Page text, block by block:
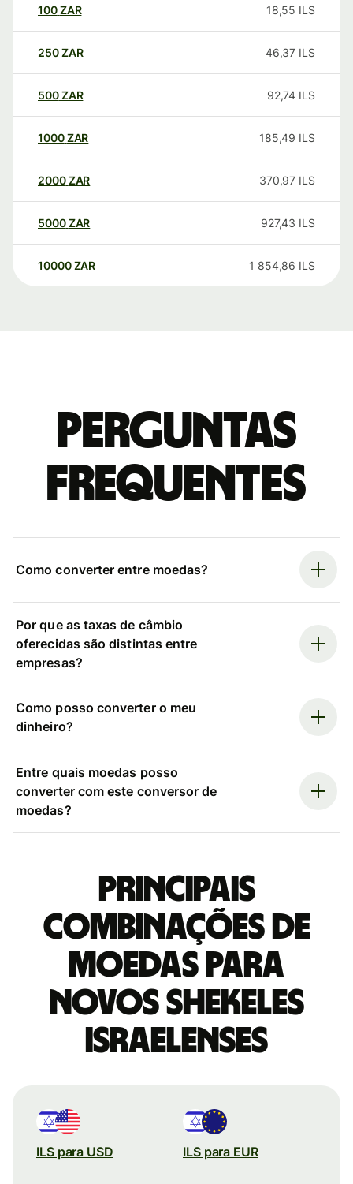
100ZAR 18,55 ILS
250ZAR 46,37 ILS
500ZAR 92,74 ILS
1000ZAR 185,49 ILS
2000ZAR 370,97 ILS
5000ZAR 927,43 ILS
10000 ZAR 1 854,86 ILS
Perguntas
frequentes
Como converter entre moedas?
Por que as taxas de câmbio
oferecidas são distintas entre
empresas?
Como posso converter o meu
dinheiro?
Entre quais moedas posso
converter com este conversor de
moedas?
Principais
combinações de
moedas para
Novos shekeles
israelenses
ILS para USD ILS para EUR